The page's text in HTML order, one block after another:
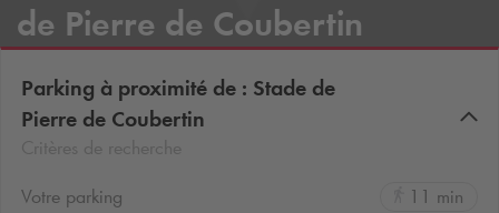
de Pierre de Coubertin
Parking à proximité de : Stade de
Pierre de Coubertin
Votre parking
11 min